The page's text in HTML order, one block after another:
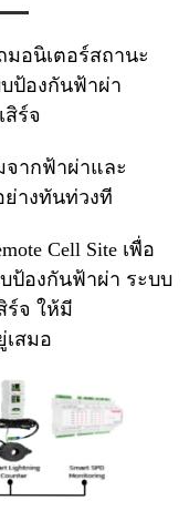
อนิเตอร์สถานะ
ป้องกันฟ้าผ่า
ร์จ
ากฟ้าผ่าและ
างทันท่วงที
Cell Site เพื่อ
ป้องกันฟ้าผ่า ระบบ
ร์จ ให้มี
สมอ